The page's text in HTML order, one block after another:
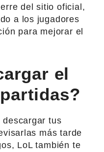
del sitio oficial,
a los jugadores
para mejorar el
el
descargar tus
más tarde
LoL también te